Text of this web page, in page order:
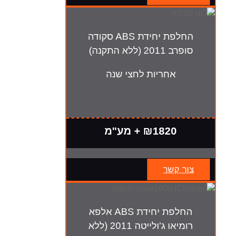
החלפת יחידת ABS סקודה
סופרב 2011 (ללא התקנה)
אחריות לחצי שנה
₪1820 + מע"מ
צור קשר
החלפת יחידת ABS אלפא
רומיאו ג'ולייטה 2011 (ללא